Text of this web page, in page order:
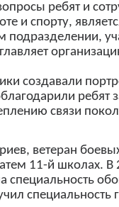
ребят и
и спорту,
создавали
ребят
связи
ветеран
11-й школах.
специальность